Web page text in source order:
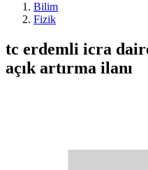
Bilim
Fizik
tc erdemli icra
açık artırma ilanı